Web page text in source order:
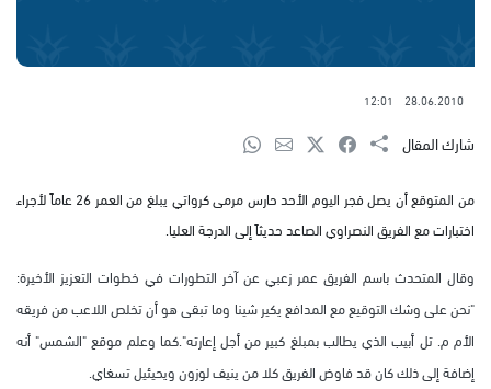
28.06.2010
12:01
شارك المقال
من المتوقع أن يصل فجر اليوم الأحد حارس مرمى كرواتي يبلغ من العمر 26 عاماً لأجراء
اختبارات مع الفريق النصراوي الصاعد حديثاً إلى الدرجة العليا.
وقال المتحدث باسم الفريق عمر زعبي عن آخر التطورات في خطوات التعزيز الأخيرة:
"نحن على وشك التوقيع مع المدافع يكير شينا وما تبقى هو أن تخلص اللاعب من فريقه
الأم م. تل أبيب الذي يطالب بمبلغ كبير من أجل إعارته".كما وعلم موقع "الشمس" أنه
إضافة إلى ذلك كان قد فاوض الفريق كلا من ينيف لوزون ويحيئيل تسغاي.